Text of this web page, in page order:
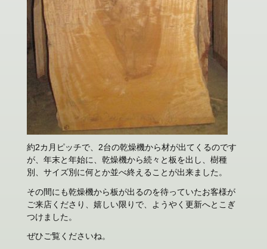
約2カ月ピッチで、2台の乾燥機から材が出てくるのです
が、年末と年始に、乾燥機から続々と板を出し、樹種
別、サイズ別に何とか並べ終えることが出来ました。
その間にも乾燥機から板が出るのを待っていたお客様が
ご来店くださり、嬉しい限りで、ようやく更新へとこぎ
つけました。
ぜひご覧くださいね。